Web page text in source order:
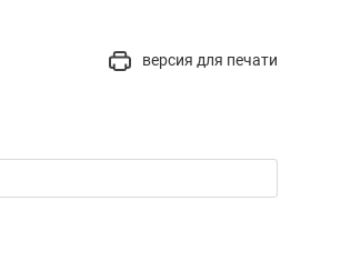
версия для печати